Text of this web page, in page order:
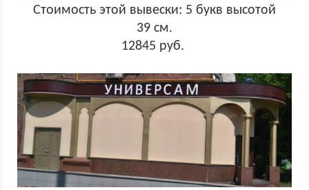
Стоимость этой вывески: 5 букв высотой
39 см.
12845 руб.